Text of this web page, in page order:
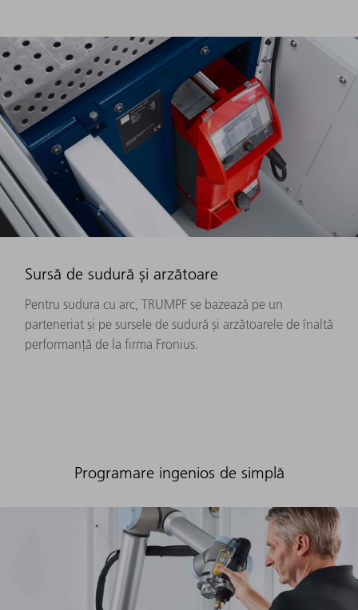
Sursă de sudură și arzătoare
Pentru sudura cu arc, TRUMPF se bazează pe un
parteneriat și pe sursele de sudură și arzătoarele de înaltă
performanță de la firma Fronius.
Programare ingenios de simplă